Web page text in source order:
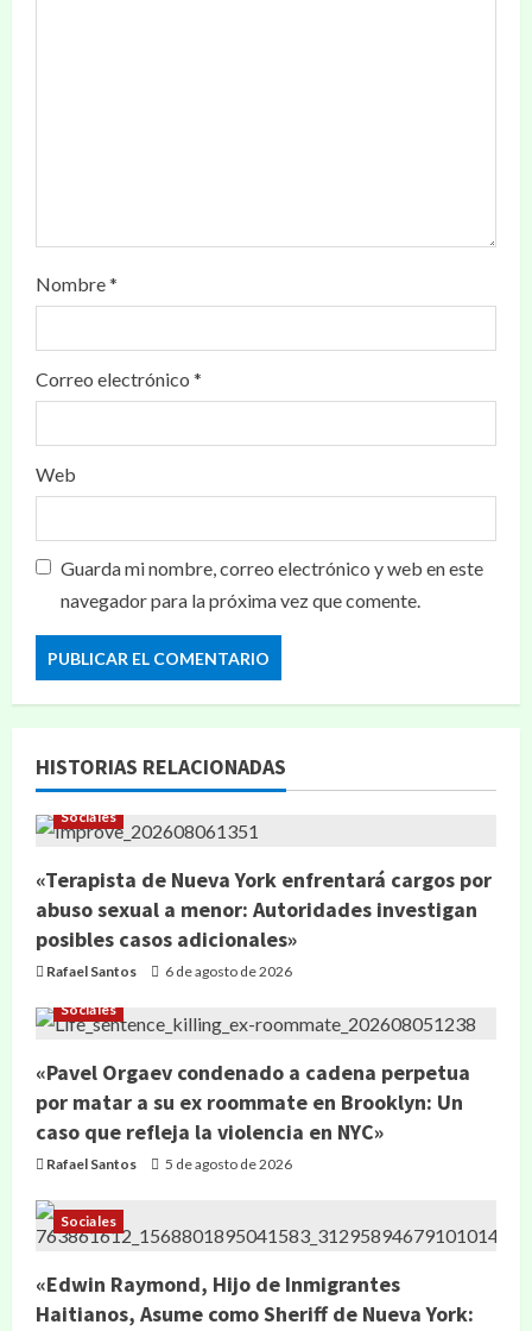
Nombre*
Correo electrónico *
Web
Guarda mi nombre, correo electrónico y web en este
navegador para la próxima vez que comente.
HISTORIAS RELACIONADAS
Sociales
«Terapista de Nueva York enfrentará cargos por
abuso sexual a menor: Autoridades investigan
posibles casos adicionales»
Rafael Santos 6 de agosto de 2026
Sociales
«Pavel Orgaev condenado a cadena perpetua
por matar a su ex roommate en Brooklyn: Un
caso que refleja la violencia en NYC»
Rafael Santos 5 de agosto de 2026
Sociales
«Edwin Raymond, Hijo de Inmigrantes
Haitianos, Asume como Sheriff de Nueva York: